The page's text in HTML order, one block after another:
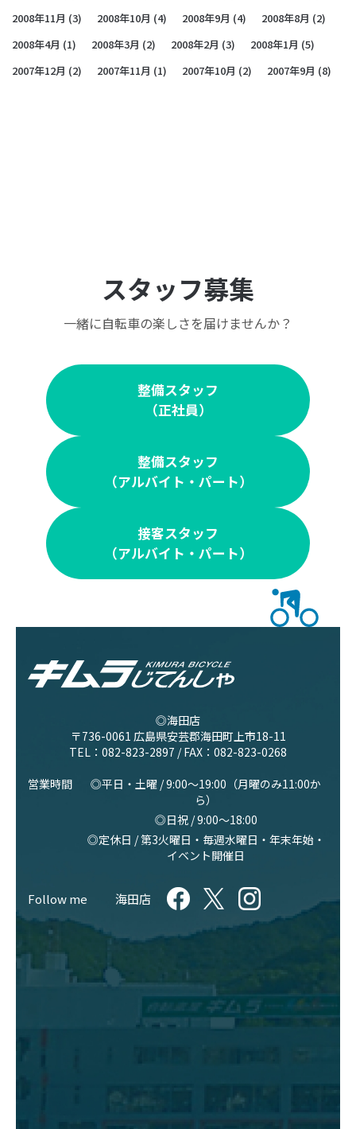
2008年11月 (3) 2008年10月 (4) 2008年9月 (4) 2008年8月 (2)
2008年4月 (1) 2008年3月 (2) 2008年2月 (3) 2008年1月 (5)
2007年12月 (2) 2007年11月 (1) 2007年10月 (2) 2007年9月 (8)
スタッフ募集
一緒に自転車の楽しさを届けませんか？
整備スタッフ
（正社員）
整備スタッフ
（アルバイト・パート）
接客スタッフ
（アルバイト・パート）
◎海田店
〒736-0061 広島県安芸郡海田町上市18-11
TEL： 082-823-2897 / FAX：082-823-0268
営業時間
◎平日・土曜 / 9:00〜19:00（月曜のみ11:00か
ら）
◎日祝 / 9:00〜18:00
◎定休日 / 第3火曜日・毎週水曜日・年末年始・
イベント開催日
Follow me 海田店